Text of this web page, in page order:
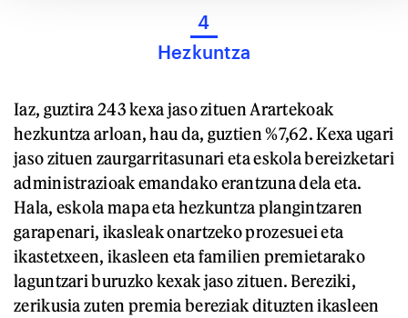
4
Hezkuntza
Iaz, guztira 243 kexa jaso zituen Arartekoak
hezkuntza arloan, hau da, guztien %7,62. Kexa ugari
jaso zituen zaurgarritasunari eta eskola bereizketari
administrazioak emandako erantzuna dela eta.
Hala, eskola mapa eta hezkuntza plangintzaren
garapenari, ikasleak onartzeko prozesuei eta
ikastetxeen, ikasleen eta familien premietarako
laguntzari buruzko kexak jaso zituen. Bereziki,
zerikusia zuten premia bereziak dituzten ikasleen